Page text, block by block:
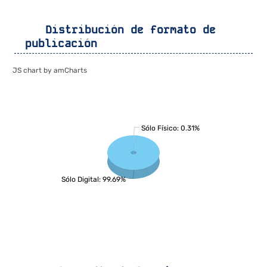
Distribución de formato de
publicación
Sólo Físico: 0.31%
Sólo Digital: 99.69%
JS chart by amCharts